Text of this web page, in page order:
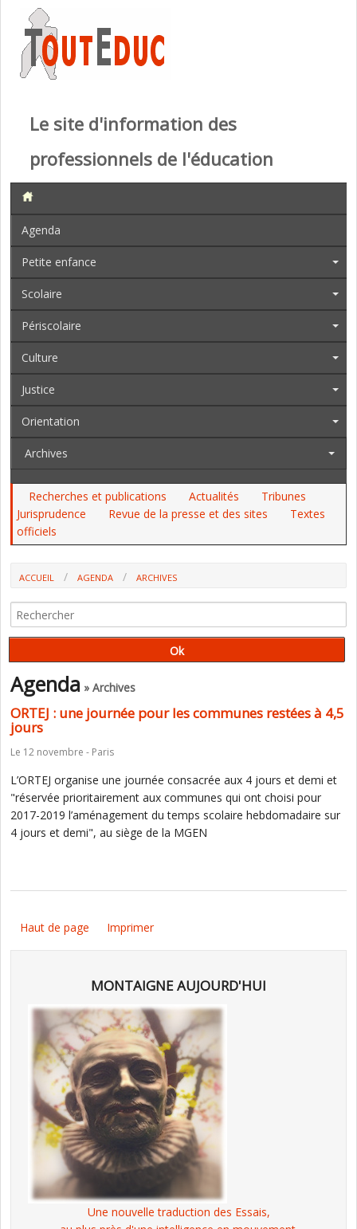
Le site d'information des
professionnels de l'éducation
Agenda
Petite enfance
Scolaire
Périscolaire
Culture
Justice
Orientation
Archives
Recherches et publications Actualités
Tribunes
Jurisprudence
Revue de la presse et des sites
Textes
officiels
ACCUEIL AGENDA
ARCHIVES
Agenda » Archives
ORTEJ : une journée pour les communes restées à 4,5
jours
Le 12 novembre - Paris
L’ORTEJ organise une journée consacrée aux 4 jours et demi et
"réservée prioritairement aux communes qui ont choisi pour
2017-2019 l’aménagement du temps scolaire hebdomadaire sur
4 jours et demi", au siège de la MGEN
Haut de page Imprimer
MONTAIGNE AUJOURD'HUI
Une nouvelle traduction des Essais,